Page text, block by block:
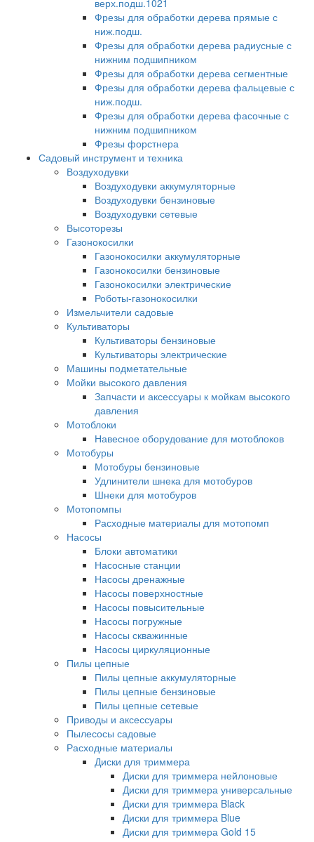
верх.подш.1021
Фрезы для обработки дерева прямые с
ниж.подш.
Фрезы для обработки дерева радиусные с
нижним подшипником
Фрезы для обработки дерева сегментные
Фрезы для обработки дерева фальцевые с
ниж.подш.
Фрезы для обработки дерева фасочные с
нижним подшипником
Фрезы форстнера
Садовый инструмент и техника
Воздуходувки
Воздуходувки аккумуляторные
Воздуходувки бензиновые
Воздуходувки сетевые
Высоторезы
Газонокосилки
Газонокосилки аккумуляторные
Газонокосилки бензиновые
Газонокосилки электрические
Роботы-газонокосилки
Измельчители садовые
Культиваторы
Культиваторы бензиновые
Культиваторы электрические
Машины подметательные
Мойки высокого давления
Запчасти и аксессуары к мойкам высокого
давления
Мотоблоки
Навесное оборудование для мотоблоков
Мотобуры
Мотобуры бензиновые
Удлинители шнека для мотобуров
Шнеки для мотобуров
Мотопомпы
Расходные материалы для мотопомп
Насосы
Блоки автоматики
Насосные станции
Насосы дренажные
Насосы поверхностные
Насосы повысительные
Насосы погружные
Насосы скважинные
Насосы циркуляционные
Пилы цепные
Пилы цепные аккумуляторные
Пилы цепные бензиновые
Пилы цепные сетевые
Приводы и аксессуары
Пылесосы садовые
Расходные материалы
Диски для триммера
Диски для триммера нейлоновые
Диски для триммера универсальные
Диски для триммера Black
Диски для триммера Blue
Диски для триммера Gold 15